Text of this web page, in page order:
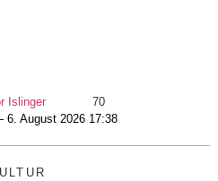
Islinger
70
6. August 2026 17:38